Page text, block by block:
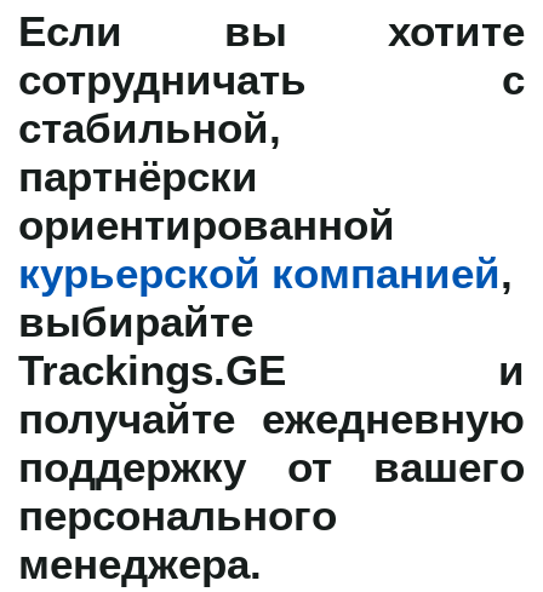
Если вы хотите
сотрудничать с
стабильной,
партнёрски
ориентированной
курьерской компанией,
выбирайте
Trackings.GE и
получайте ежедневную
поддержку от вашего
персонального
менеджера.